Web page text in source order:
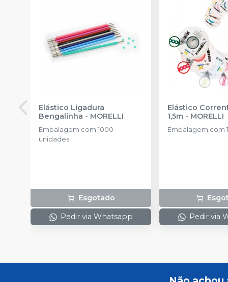
Elástico Ligadura
Bengalinha - MORELLI
Embalagem com 1000
unidades
Esgotado
Pedir via Whatsapp
Elástico
1,5m - MORELLI
Embalagem com
Pedir via